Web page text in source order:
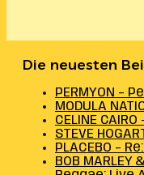
Die neuesten
PERMYON –
MODULA
CELINE
STEVE
PLACEBO –
BOB MARLEY